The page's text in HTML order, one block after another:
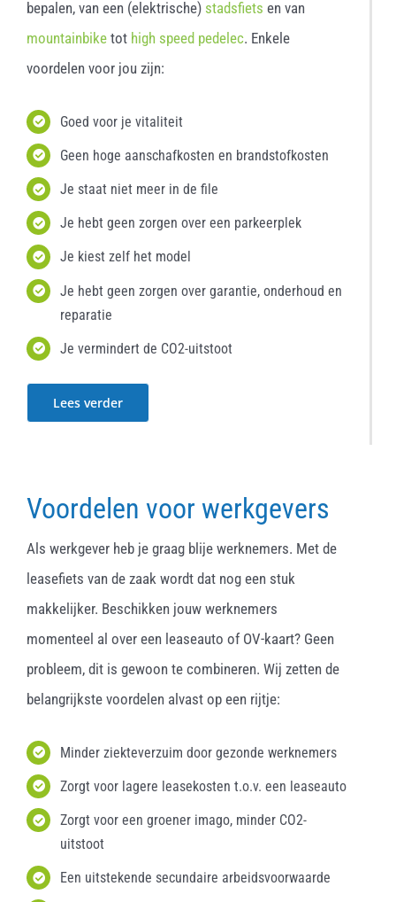
bepalen, van een (elektrische) stadsfiets en van
mountainbiketot high speed pedelec. Enkele
voordelen voor jou zijn:
Goed voor je vitaliteit
Geen hoge aanschafkosten en brandstofkosten
Je staat niet meer in de file
Je hebt geen zorgen over een parkeerplek
Je kiest zelf het model
Je hebt geen zorgen over garantie, onderhoud en
reparatie
Je vermindert de CO2-uitstoot
Lees verder
Voordelen voor werkgevers
Als werkgever heb je graag blije werknemers. Met de
leasefiets van de zaak wordt dat nog een stuk
makkelijker. Beschikken jouw werknemers
momenteel al over een leaseauto of OV-kaart? Geen
probleem, dit is gewoon te combineren. Wij zetten de
belangrijkste voordelen alvast op een rijtje:
Minder ziekteverzuim door gezonde werknemers
Zorgt voor lagere leasekosten t.o.v. een leaseauto
Zorgt voor een groener imago, minder CO2-
uitstoot
Een uitstekende secundaire arbeidsvoorwaarde